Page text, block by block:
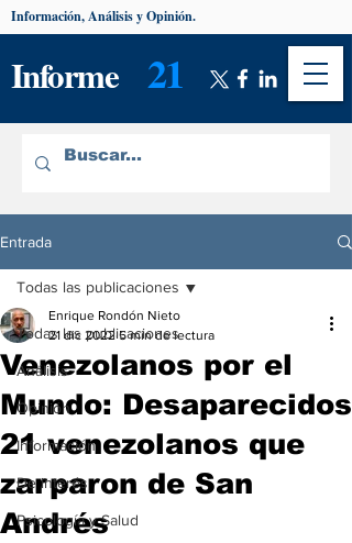
Informe 21
Información, Análisis y Opinión.
Entrada
Todas las publicaciones
Análisis
Opinión
Información
De interés
Psicología y Salud
Todas las publicaciones
Venezolanos por el
Mundo: Desaparecidos
21 venezolanos que
zarparon de San
Andrés
Enrique Rondón Nieto
21 dic 2022 5 min de lectura